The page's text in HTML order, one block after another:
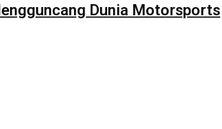
Dunia Motorsports